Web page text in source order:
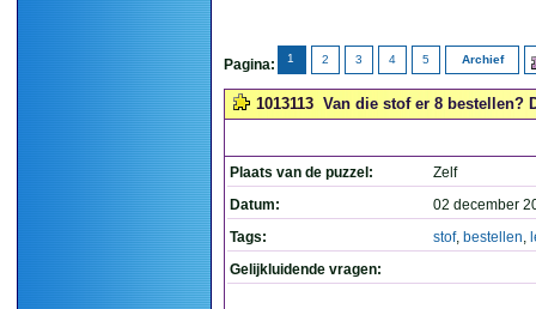
Pagina: 1 2 3 4 5 Archief
1013113 Van die stof er 8 bestellen?
Plaats van de puzzel:
Zelf
Datum:
02 december
Tags:
stof, bestellen,
Gelijkluidende vragen: